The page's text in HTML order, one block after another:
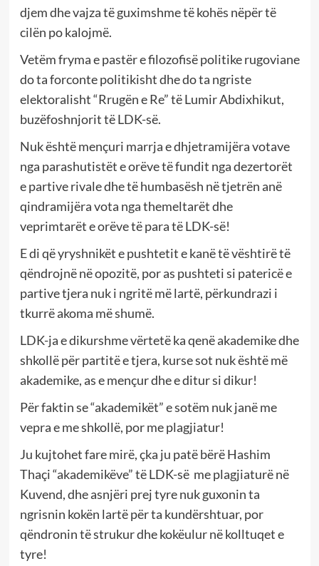
djem dhe vajza të guximshme të kohës nëpër të
cilën po kalojmë.
Vetëm fryma e pastër e filozofisë politike rugoviane
do ta forconte politikisht dhe do ta ngriste
elektoralisht “Rrugën e Re” të Lumir Abdixhikut,
buzëfoshnjorit të LDK-së.
Nuk është mençuri marrja e dhjetramijëra votave
nga parashutistët e orëve të fundit nga dezertorët
e partive rivale dhe të humbasësh në tjetrën anë
qindramijëra vota nga themeltarët dhe
veprimtarët e orëve të para të LDK-së!
E di që yryshnikët e pushtetit e kanë të vështirë të
qëndrojnë në opozitë, por as pushteti si patericë e
partive tjera nuk i ngritë më lartë, përkundrazi i
tkurrë akoma më shumë.
LDK-ja e dikurshme vërtetë ka qenë akademike dhe
shkollë për partitë e tjera, kurse sot nuk është më
akademike, as e mençur dhe e ditur si dikur!
Për faktin se “akademikët” e sotëm nuk janë me
vepra e me shkollë, por me plagjiatur!
Ju kujtohet fare mirë, çka ju patë bërë Hashim
Thaçi “akademikëve” të LDK-së me plagjiaturë në
Kuvend, dhe asnjëri prej tyre nuk guxonin ta
ngrisnin kokën lartë për ta kundërshtuar, por
qëndronin të strukur dhe kokëulur në kolltuqet e
tyre!